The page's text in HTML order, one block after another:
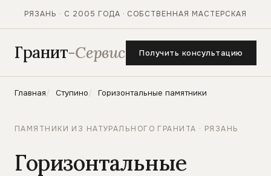
РЯЗАНЬ · С 2005 ГОДА · СОБСТВЕННАЯ МАСТЕРСКАЯ
Гранит-Сервис Получить консультацию
Главная Ступино Горизонтальные памятники
ПАМЯТНИКИ ИЗ НАТУРАЛЬНОГО ГРАНИТА · РЯЗАНЬ
Горизонтальные